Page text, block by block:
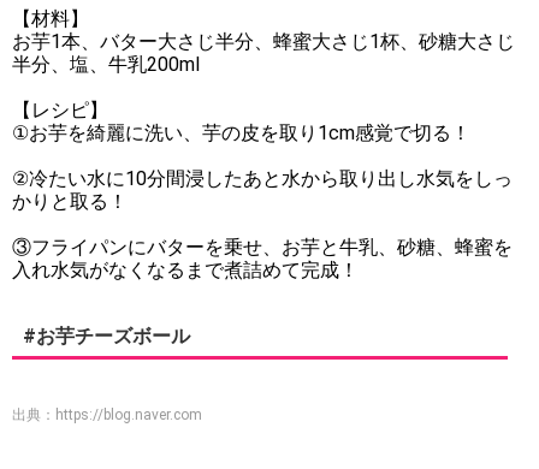
【材料】
お芋1本、バター大さじ半分、蜂蜜大さじ1杯、砂糖大さじ
半分、塩、牛乳200ml
【レシピ】
①お芋を綺麗に洗い、芋の皮を取り1cm感覚で切る！
②冷たい水に10分間浸したあと水から取り出し水気をしっ
かりと取る！
③フライパンにバターを乗せ、お芋と牛乳、砂糖、蜂蜜を
入れ水気がなくなるまで煮詰めて完成！
#お芋チーズボール
出典： https://blog.naver.com